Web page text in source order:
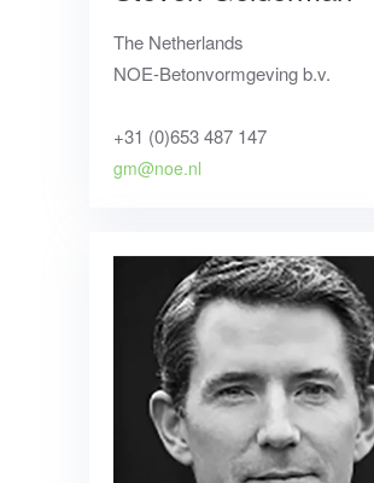
The Netherlands
NOE-Betonvormgeving b.v.
+31 (0)653 487 147
gm@noe.nl